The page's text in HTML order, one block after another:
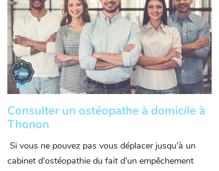
Consulter un ostéopathe à domicile à
Thonon
Si vous ne pouvez pas vous déplacer jusqu'à un
cabinet d'ostéopathie du fait d'un empêchement